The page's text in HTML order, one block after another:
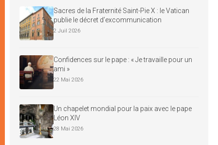
Sacres de la Fraternité Saint-Pie X : le Vatican
publie le décret d’excommunication
2 Juil 2026
Confidences sur le pape : « Je travaille pour un
ami »
22 Mai 2026
Un chapelet mondial pour la paix avec le pape
Léon XIV
28 Mai 2026